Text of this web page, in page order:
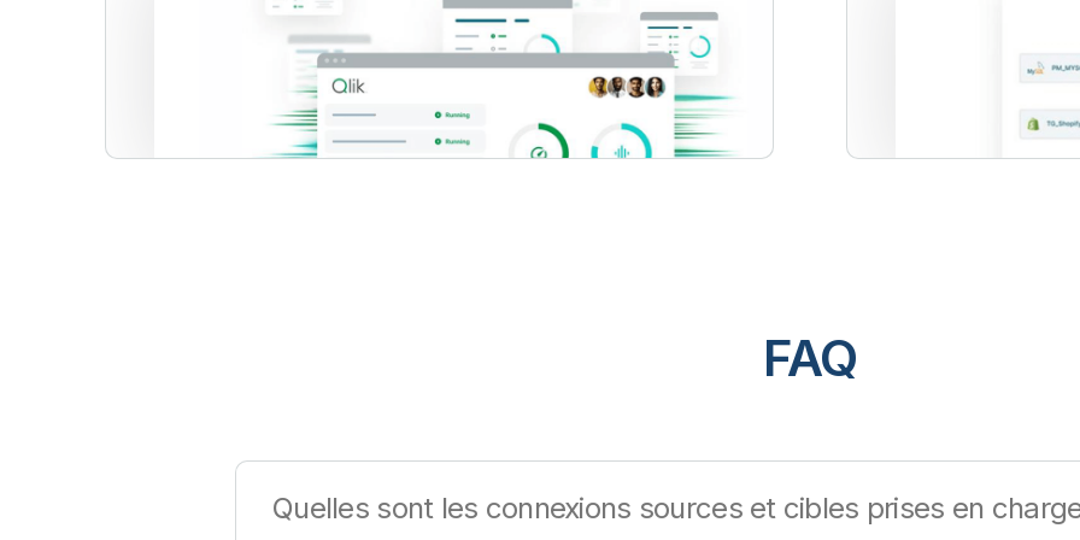
FAQ
Quelles sont les connexions sources et cibles prises en